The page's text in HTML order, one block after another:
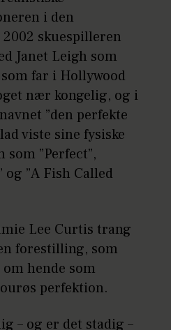
i den
skuespilleren
Janet Leigh som
far i Hollywood
nær kongelig, og i
”den perfekte
viste sine fysiske
”Perfect”,
og ”A Fish Called
Lee Curtis trang
forestilling, som
hende som
perfektion.
– og er det stadig –